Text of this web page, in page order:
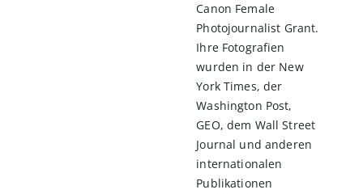
Canon Female
Photojournalist Grant.
Ihre Fotografien
wurden in der New
York Times, der
Washington Post,
GEO, dem Wall Street
Journal und anderen
internationalen
Publikationen